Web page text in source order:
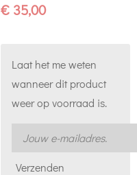
€ 35,00
Laat het me weten
wanneer dit product
weer op voorraad is.
Verzenden